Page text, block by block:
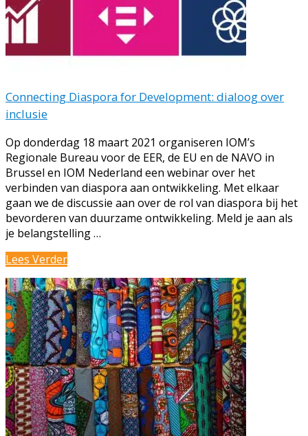
Connecting Diaspora for Development: dialoog over
inclusie
Op donderdag 18 maart 2021 organiseren IOM’s
Regionale Bureau voor de EER, de EU en de NAVO in
Brussel en IOM Nederland een webinar over het
verbinden van diaspora aan ontwikkeling. Met elkaar
gaan we de discussie aan over de rol van diaspora bij het
bevorderen van duurzame ontwikkeling. Meld je aan als
je belangstelling …
Connecting
for
Development:
dialoog
over
inclusie
Lees Verder